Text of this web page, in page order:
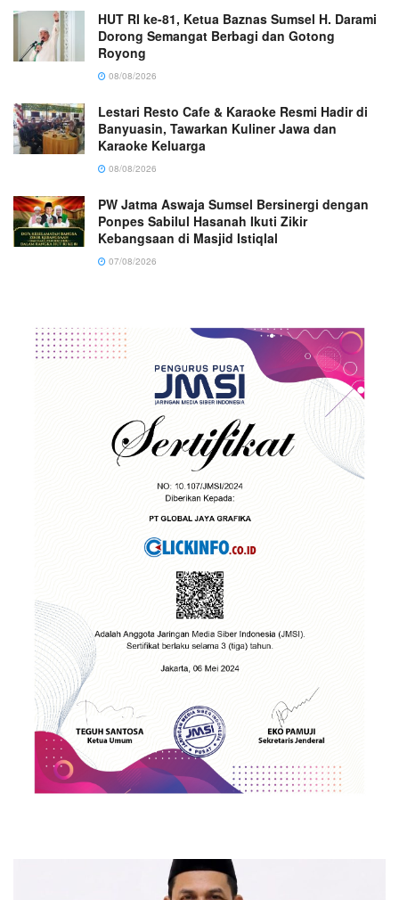
HUT RI ke-81, Ketua Baznas Sumsel H. Darami
Dorong Semangat Berbagi dan Gotong
Royong
08/08/2026
Lestari Resto Cafe & Karaoke Resmi Hadir di
Banyuasin, Tawarkan Kuliner Jawa dan
Karaoke Keluarga
08/08/2026
PW Jatma Aswaja Sumsel Bersinergi dengan
Ponpes Sabilul Hasanah Ikuti Zikir
Kebangsaan di Masjid Istiqlal
07/08/2026